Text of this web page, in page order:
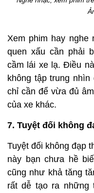
Xem phim hay nghe
quen xấu cần phải
cầm lái xe lạ. Điều
không tập trung
chỉ cần để vừa đủ
của xe khác.
7. Tuyệt đối không
Tuyệt đối không đạp
này bạn chưa hề
cũng như khả tăng
rất dễ tạo ra những